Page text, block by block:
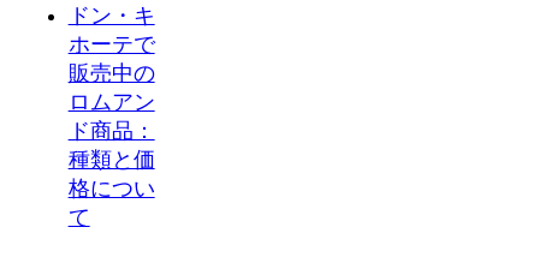
ドン・キ
ホーテで
販売中の
ロムアン
ド商品：
種類と価
格につい
て